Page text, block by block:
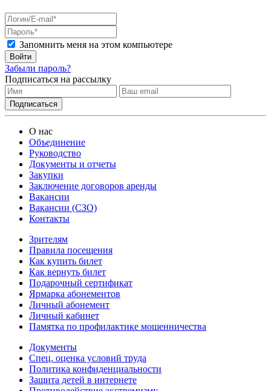
Запомнить меня на этом компьютере
Войти
Забыли пароль?
Подписаться на рассылку
О нас
Объединение
Руководство
Документы и отчеты
Закупки
Заключение договоров аренды
Вакансии
Вакансии (СЗО)
Контакты
Зрителям
Правила посещения
Как купить билет
Как вернуть билет
Подарочный сертификат
Ярмарка абонементов
Личный абонемент
Личный кабинет
Памятка по профилактике мошенничества
Документы
Спец. оценка условий труда
Политика конфиденциальности
Защита детей в интернете